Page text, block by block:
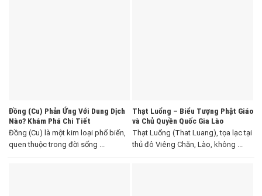
Đồng (Cu) Phản Ứng Với Dung Dịch
Nào? Khám Phá Chi Tiết
Đồng (Cu) là một kim loại phổ biến,
quen thuộc trong đời sống ...
Thạt Luổng – Biểu Tượng Phật Giáo
và Chủ Quyền Quốc Gia Lào
Thạt Luổng (That Luang), tọa lạc tại
thủ đô Viêng Chăn, Lào, không ...